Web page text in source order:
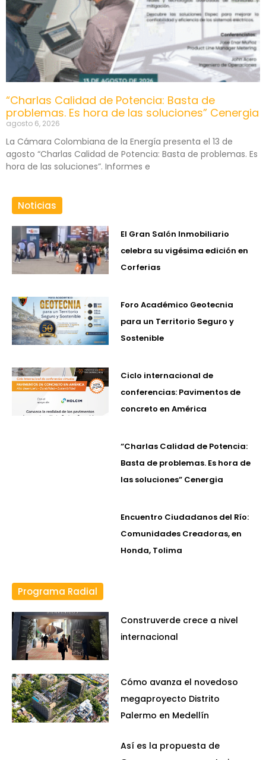
“Charlas Calidad de Potencia: Basta de
problemas. Es hora de las soluciones” Cenergia
agosto 6, 2026
La Cámara Colombiana de la Energía presenta el 13 de
agosto “Charlas Calidad de Potencia: Basta de problemas. Es
hora de las soluciones”. Informes e
Noticias
El Gran Salón Inmobiliario
celebra su vigésima edición en
Corferias
Foro Académico Geotecnia
para un Territorio Seguro y
Sostenible
Ciclo internacional de
conferencias: Pavimentos de
concreto en América
“Charlas Calidad de Potencia:
Basta de problemas. Es hora de
las soluciones” Cenergia
Encuentro Ciudadanos del Río:
Comunidades Creadoras, en
Honda, Tolima
Programa Radial
Construverde crece a nivel
internacional
Cómo avanza el novedoso
megaproyecto Distrito
Palermo en Medellín
Así es la propuesta de